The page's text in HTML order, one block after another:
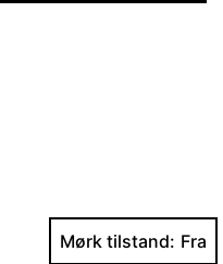
Mørk tilstand: